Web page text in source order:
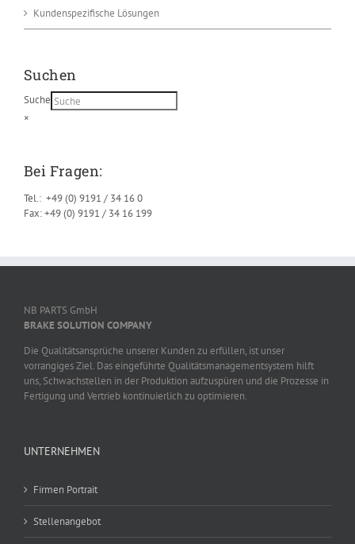
Kundenspezifische Lösungen
Suchen
Suche
×
Bei Fragen:
Tel.: +49 (0) 9191 / 34 16 0
Fax: +49 (0) 9191 / 34 16 199
NB PARTS GmbH
BRAKE SOLUTION COMPANY
Die Qualitätsansprüche unserer Kunden zu erfüllen, ist unser
vorrangiges Ziel. Das eingeführte Qualitätsmanagementsystem hilft
uns, Schwachstellen in der Produktion aufzuspüren und die Prozesse in
Fertigung und Vertrieb kontinuierlich zu optimieren.
UNTERNEHMEN
Firmen Portrait
Stellenangebot